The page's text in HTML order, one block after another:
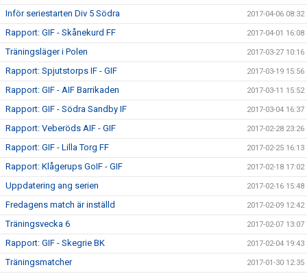
Inför seriestarten Div 5 Södra 2017-04-06 08:32
Rapport: GIF - Skånekurd FF 2017-04-01 16:08
Träningsläger i Polen 2017-03-27 10:16
Rapport: Spjutstorps IF - GIF 2017-03-19 15:56
Rapport: GIF - AIF Barrikaden 2017-03-11 15:52
Rapport: GIF - Södra Sandby IF 2017-03-04 16:37
Rapport: Veberöds AIF - GIF 2017-02-28 23:26
Rapport: GIF - Lilla Torg FF 2017-02-25 16:13
Rapport: Klågerups GoIF - GIF 2017-02-18 17:02
Uppdatering ang serien 2017-02-16 15:48
Fredagens match är inställd 2017-02-09 12:42
Träningsvecka 6 2017-02-07 13:07
Rapport: GIF - Skegrie BK 2017-02-04 19:43
Träningsmatcher 2017-01-30 12:35